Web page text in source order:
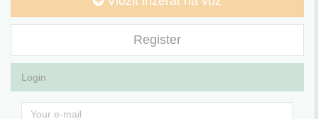
Register
Login